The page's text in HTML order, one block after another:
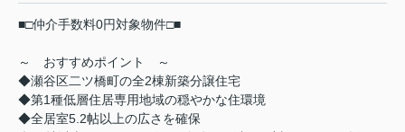
■□仲介手数料0円対象物件□■
～ おすすめポイント ～
◆瀬谷区二ツ橋町の全2棟新築分譲住宅
◆第1種低層住居専用地域の穏やかな住環境
◆全居室5.2帖以上の広さを確保